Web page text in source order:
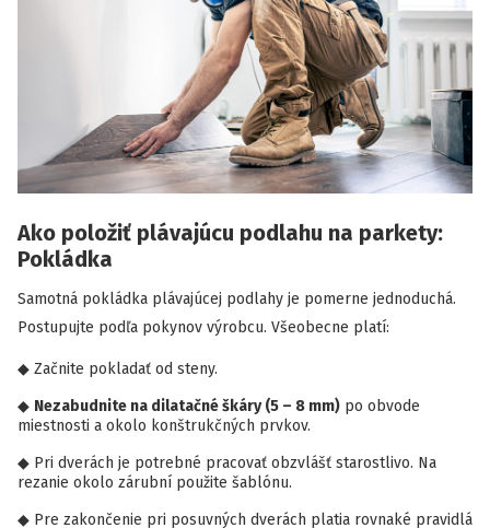
Ako položiť plávajúcu podlahu na parkety:
Pokládka
Samotná pokládka plávajúcej podlahy je pomerne jednoduchá.
Postupujte podľa pokynov výrobcu. Všeobecne platí:
Začnite pokladať od steny.
Nezabudnite na dilatačné škáry (5 – 8 mm) po obvode
miestnosti a okolo konštrukčných prvkov.
Pri dverách je potrebné pracovať obzvlášť starostlivo. Na
rezanie okolo zárubní použite šablónu.
Pre zakončenie pri posuvných dverách platia rovnaké pravidlá